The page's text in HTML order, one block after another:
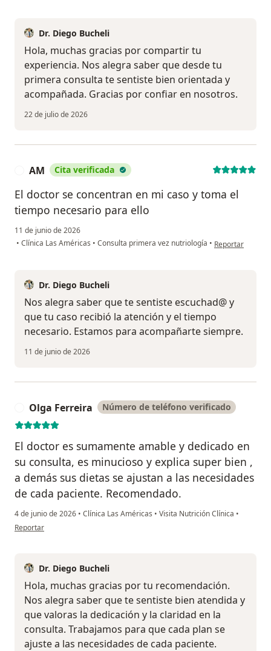
Dr. Diego Bucheli
Hola, muchas gracias por compartir tu
experiencia. Nos alegra saber que desde tu
primera consulta te sentiste bien orientada y
acompañada. Gracias por confiar en nosotros.
22 de julio de 2026
AM Cita verificada
El doctor se concentran en mi caso y toma el
tiempo necesario para ello
11 de junio de 2026
• Clínica Las Américas • Consulta primera vez nutriología • en opinión del
Reportar
Dr. Diego Bucheli
Nos alegra saber que te sentiste escuchad@ y
que tu caso recibió la atención y el tiempo
necesario. Estamos para acompañarte siempre.
11 de junio de 2026
Olga Ferreira Número de teléfono verificado
El doctor es sumamente amable y dedicado en
su consulta, es minucioso y explica super bien ,
a demás sus dietas se ajustan a las necesidades
de cada paciente. Recomendado.
4 de junio de 2026 • Clínica Las Américas • Visita Nutrición Clínica •
en opinión del usuario Olga Ferreira
Reportar
Dr. Diego Bucheli
Hola, muchas gracias por tu recomendación.
Nos alegra saber que te sentiste bien atendida y
que valoras la dedicación y la claridad en la
consulta. Trabajamos para que cada plan se
ajuste a las necesidades de cada paciente.